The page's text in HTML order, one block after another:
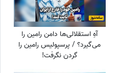
آهِ استقلالی‌ها دامن رامین را
می‌گیرد؟ / پرسپولیس رامین را
گردن نگرفت!